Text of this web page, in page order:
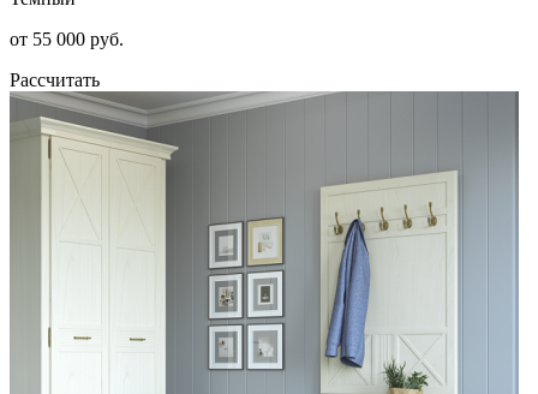
от 55 000 руб.
Рассчитать